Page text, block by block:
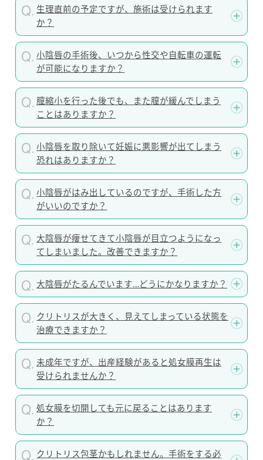
生理直前の予定ですが、施術は受けられます
か？
小陰唇の手術後、いつから性交や自転車の運転
が可能になりますか？
膣縮小を行った後でも、また膣が緩んでしまう
ことはありますか？
小陰唇を取り除いて妊娠に悪影響が出てしまう
恐れはありますか？
小陰唇がはみ出しているのですが、手術した方
がいいのですか？
大陰唇が痩せてきて小陰唇が目立つようになっ
てしまいました。改善できますか？
大陰唇がたるんでいます…どうにかなりますか？
クリトリスが大きく、見えてしまっている状態を
治療できますか？
未成年ですが、出産経験があると処女膜再生は
受けられませんか？
処女膜を切開しても元に戻ることはあります
か？
クリトリス包茎かもしれません。手術をする必